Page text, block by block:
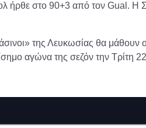
ήρθε στο 90+3 από τον Gual. Η
της Λευκωσίας θα μάθουν
αγώνα της σεζόν την Τρίτη 22